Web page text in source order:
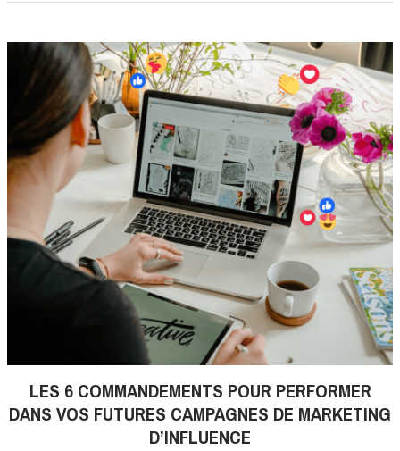
LES 6 COMMANDEMENTS POUR PERFORMER
DANS VOS FUTURES CAMPAGNES DE MARKETING
D’INFLUENCE